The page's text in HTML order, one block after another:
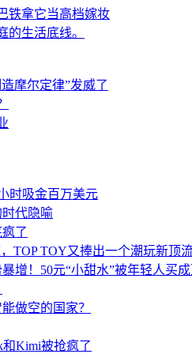
铁拿它当高档嫁妆
的生活底线。
摩尔定律”发威了
时吸金百万美元
代隐喻
了
TOP TOY又捧出一个潮玩新顶
增！50元“小甜水”被年轻人买
做空的国家？
和Kimi被抢疯了